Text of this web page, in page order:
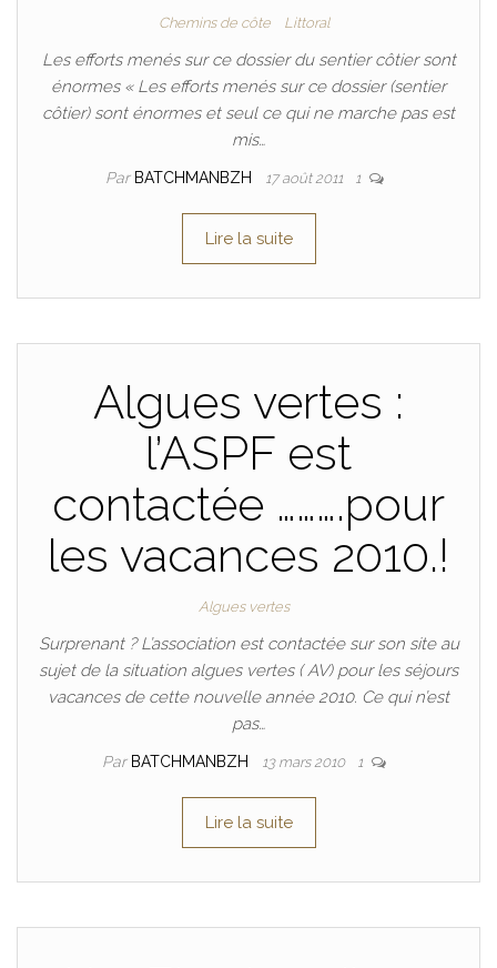
Chemins de côte Littoral
Les efforts menés sur ce dossier du sentier côtier sont
énormes « Les efforts menés sur ce dossier (sentier
côtier) sont énormes et seul ce qui ne marche pas est
mis…
Par BATCHMANBZH 17 août 2011 1
Lire la suite
Algues vertes :
l’ASPF est
contactée ……….pour
les vacances 2010.!
Algues vertes
Surprenant ? L’association est contactée sur son site au
sujet de la situation algues vertes ( AV) pour les séjours
vacances de cette nouvelle année 2010. Ce qui n’est
pas…
Par BATCHMANBZH 13 mars 2010 1
Lire la suite